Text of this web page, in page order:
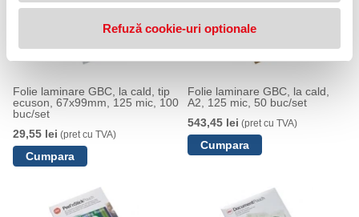
Refuză cookie-uri optionale
Folie laminare GBC, la cald, tip
ecuson, 67x99mm, 125 mic, 100
buc/set
29,55 lei (pret cu TVA)
Folie laminare GBC, la cald,
A2, 125 mic, 50 buc/set
543,45 lei (pret cu TVA)